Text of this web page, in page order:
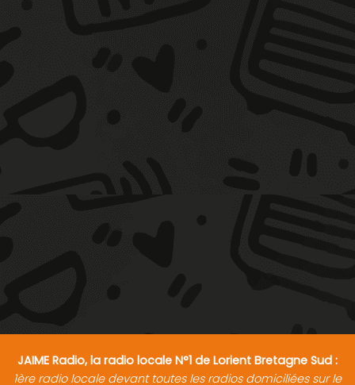
JAIME Radio, la radio locale N°1 de Lorient Bretagne Sud :
1ère radio locale devant toutes les radios domiciliées sur le